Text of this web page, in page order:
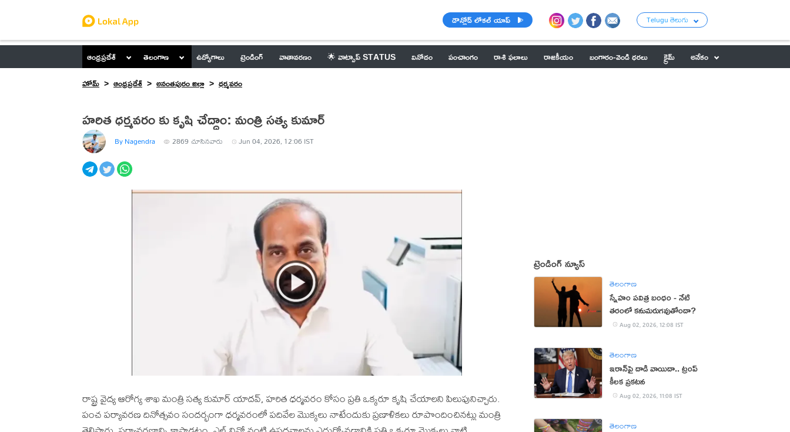
డౌన్లోడ్ లోకల్ యాప్ Telugu తెలుగు
ఆంధ్రప్రదేశ్ తెలంగాణ ఉద్యోగాలు ట్రెండింగ్ వాతావరణం 🌟 వాట్సాప్ STATUS వినోదం పంచాంగం రాశి ఫలాలు రాజకీయం బంగారం-వెండి ధరలు క్రైమ్
అనేకం
హోమ్
ఆంధ్రప్రదేశ్ అనంతపురం జిల్లా ధర్మవరం
హరిత ధర్మవరం కు కృషి చేద్దాం: మంత్రి సత్య కుమార్
By Nagendra 2869 చూసినవారు Jun 04, 2026, 12:06 IST
రాష్ట్ర వైద్య ఆరోగ్య శాఖ మంత్రి సత్య కుమార్ యాదవ్, హరిత ధర్మవరం కోసం ప్రతి ఒక్కరూ కృషి చేయాలని పిలుపునిచ్చారు.
పంచ పర్యావరణ దినోత్సవం సందర్భంగా ధర్మవరంలో పదివేల మొక్కలు నాటేందుకు ప్రణాళికలు రూపొందించినట్లు మంత్రి
ట్రెండింగ్ న్యూస్
తెలంగాణ
స్నేహం పవిత్ర బంధం - నేటి
తరంలో కనుమరుగవుతోందా?
Aug 02, 2026, 12:08 IST
తెలంగాణ
ఇరాన్‌పై దాడి వాయిదా.. ట్రంప్
కీలక ప్రకటన
Aug 02, 2026, 11:08 IST
తెలంగాణ